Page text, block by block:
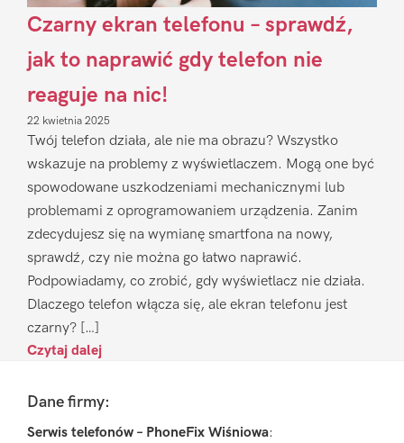
Czarny ekran telefonu – sprawdź,
jak to naprawić gdy telefon nie
reaguje na nic!
22 kwietnia 2025
Twój telefon działa, ale nie ma obrazu? Wszystko
wskazuje na problemy z wyświetlaczem. Mogą one być
spowodowane uszkodzeniami mechanicznymi lub
problemami z oprogramowaniem urządzenia. Zanim
zdecydujesz się na wymianę smartfona na nowy,
sprawdź, czy nie można go łatwo naprawić.
Podpowiadamy, co zrobić, gdy wyświetlacz nie działa.
Dlaczego telefon włącza się, ale ekran telefonu jest
czarny? […]
Czytaj dalej
FooterDane firmy:
Serwis telefonów – PhoneFix Wiśniowa: